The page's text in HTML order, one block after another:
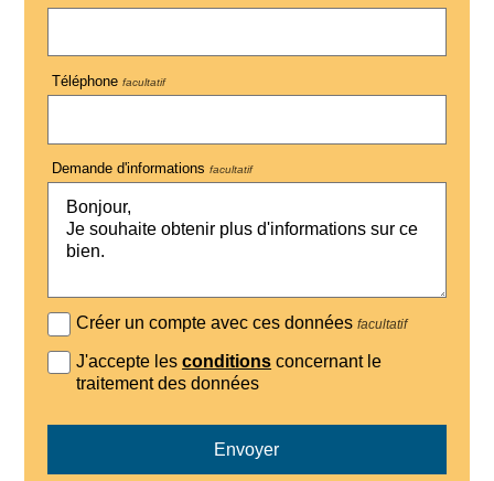
Téléphone facultatif
Demande d'informations facultatif
Créer un compte avec ces donnéesfacultatif
J'accepte lesconditions concernant le
traitement des données
Envoyer